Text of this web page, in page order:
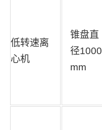
低转速离
心机
锥盘直
径1000
mm